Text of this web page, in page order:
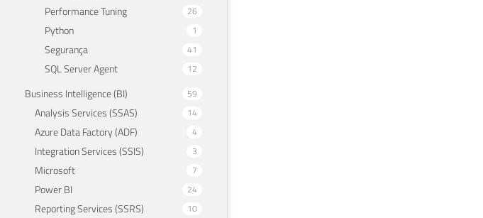
Performance Tuning 26
Python 1
Segurança 41
SQL Server Agent 12
Business Intelligence (BI) 59
Analysis Services (SSAS) 14
Azure Data Factory (ADF) 4
Integration Services (SSIS) 3
Microsoft 7
Power BI 24
Reporting Services (SSRS) 10